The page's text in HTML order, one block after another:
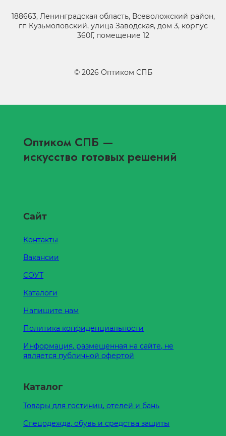
188663, Ленинградская область, Всеволожский район,
гп Кузьмоловский, улица Заводская, дом 3, корпус
360Г, помещение 12
© 2026 Оптиком СПБ
Оптиком СПБ —
искусство готовых решений
Сайт
Контакты
Вакансии
СОУТ
Каталоги
Напишите нам
Политика конфиденциальности
Информация, размещенная на сайте, не
является публичной офертой
Каталог
Товары для гостиниц, отелей и бань
Спецодежда, обувь и средства защиты